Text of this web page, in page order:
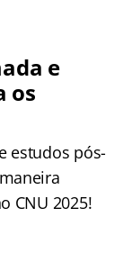
e
os
estudos pós-
CNU 2025!